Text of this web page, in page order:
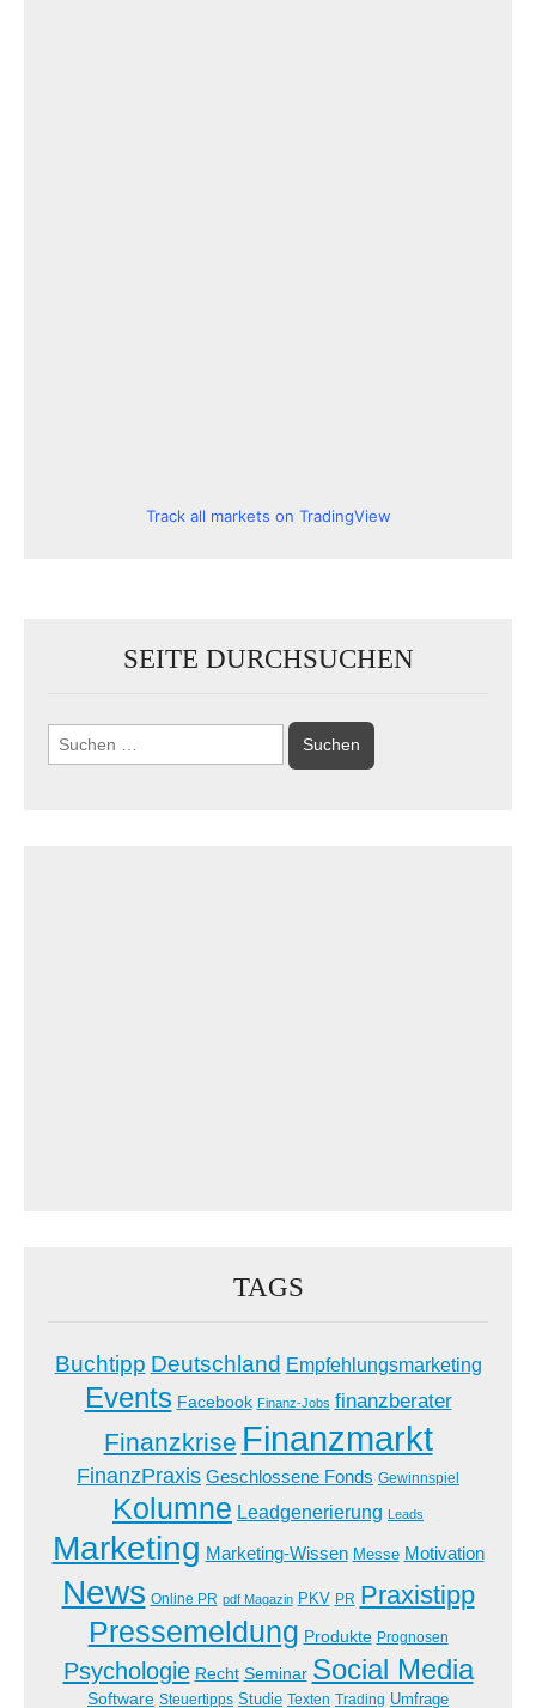
Track all markets on TradingView
SEITE DURCHSUCHEN
Suchen
nach:
TAGS
Buchtipp Deutschland Empfehlungsmarketing
Events Facebook Finanz-Jobs finanzberater
Finanzkrise Finanzmarkt
FinanzPraxis Geschlossene Fonds Gewinnspiel
Kolumne Leadgenerierung Leads
Marketing Marketing-Wissen Messe Motivation
News Online PR pdf Magazin PKV PR Praxistipp
Pressemeldung Produkte Prognosen
Psychologie Recht Seminar Social Media
Software Steuertipps Studie Texten Trading Umfrage